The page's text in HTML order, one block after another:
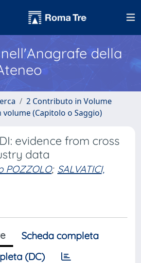
della
2 Contributo in Volume
(Capitolo o Saggio)
evidence from cross
data
POZZOLO; SALVATICI,
Scheda completa
(DC)